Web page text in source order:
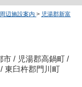
周辺施設案内 > 児湯郡新富
市 / 児湯郡高鍋町 /
/ 東臼杵郡門川町